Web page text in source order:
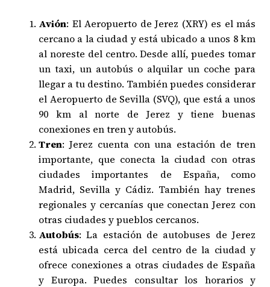
Avión: El Aeropuerto de Jerez (XRY) es el más
cercano a la ciudad y está ubicado a unos 8 km
al noreste del centro. Desde allí, puedes tomar
un taxi, un autobús o alquilar un coche para
llegar a tu destino. También puedes considerar
el Aeropuerto de Sevilla (SVQ), que está a unos
90 km al norte de Jerez y tiene buenas
conexiones en tren y autobús.
Tren: Jerez cuenta con una estación de tren
importante, que conecta la ciudad con otras
ciudades importantes de España, como
Madrid, Sevilla y Cádiz. También hay trenes
regionales y cercanías que conectan Jerez con
otras ciudades y pueblos cercanos.
Autobús: La estación de autobuses de Jerez
está ubicada cerca del centro de la ciudad y
ofrece conexiones a otras ciudades de España
y Europa. Puedes consultar los horarios y